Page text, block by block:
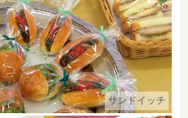
サンドイッチ